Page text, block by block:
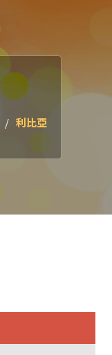
利比亞